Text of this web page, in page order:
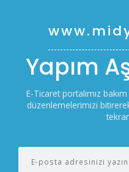
Yapım
E-Ticaret portalımız
düzenlemelerimizi